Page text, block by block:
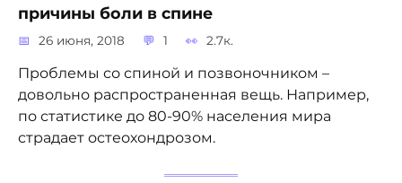
причины боли в спине
26 июня, 2018 1 2.7к.
Проблемы со спиной и позвоночником –
довольно распространенная вещь. Например,
по статистике до 80-90% населения мира
страдает остеохондрозом.